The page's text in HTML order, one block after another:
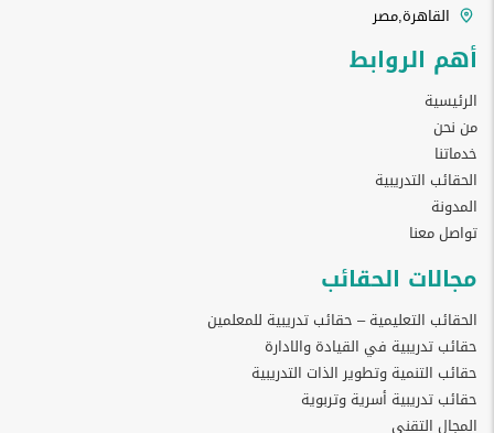
القاهرة,مصر
أهم الروابط
الرئيسية
من نحن
خدماتنا
الحقائب التدريبية
المدونة
تواصل معنا
مجالات الحقائب
الحقائب التعليمية – حقائب تدريبية للمعلمين
حقائب تدريبية في القيادة والادارة
حقائب التنمية وتطوير الذات التدريبية
حقائب تدريبية أسرية وتربوية
المجال التقني